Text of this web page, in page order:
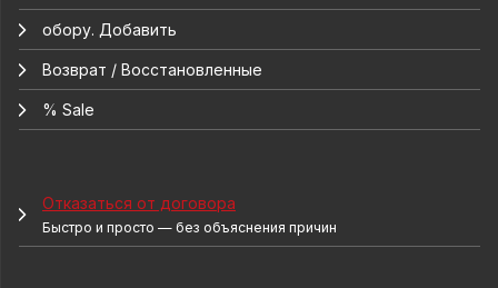
обору. Добавить
Возврат / Восстановленные
% Sale
Отказаться от договора
Быстро и просто — без объяснения причин